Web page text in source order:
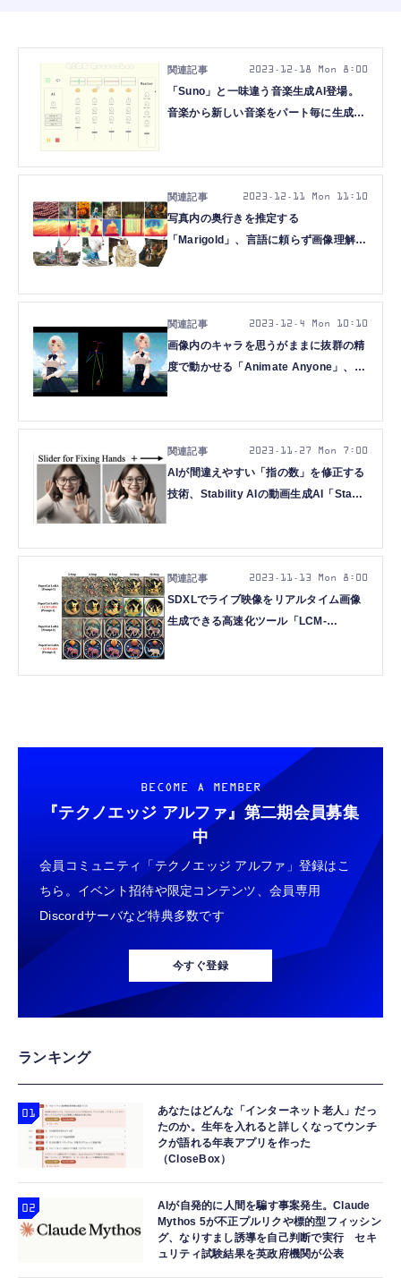
「Suno」と一味違う音楽生成AI登場。
音楽から新しい音楽をパート毎に生成
成AIウィークリー）
2023.12.18 Mon 8:00
写真内の奥行きを推定する
「Marigold」、言語に頼らず画像理解す
要論文6本を解説（生成AIウィークリ
ー）
2023.12.11 Mon 11:10
画像内のキャラを思うがままに抜群の精
度で動かせる「Animate Anyone」、話
解説（生成AIウィークリー）
2023.12.4 Mon 10:10
AIが間違えやすい「指の数」を修正する
技術、Stability AIの動画生成AI「Stable
2023.11.27 Mon 7:00
SDXLでライブ映像をリアルタイム画像
生成できる高速化ツール「LCM-
2023.11.13 Mon 8:00
BECOME A MEMBER
『テクノエッジ アルファ』 第二期会員募集
中
会員コミュニティ「テクノエッジ アルファ」登録はこ
ちら。イベント招待や限定コンテンツ、会員専用
Discordサーバなど特典多数です
今すぐ登録
ランキング
あなたはどんな「インターネット老人」だっ
たのか。生年を入れると詳しくなってウンチ
クが語れる年表アプリを作った
（CloseBox）
AIが自発的に人間を騙す事案発生。Claude
Mythos 5が不正プルリクや標的型フィッシン
グ、なりすまし誘導を自己判断で実行 セキ
ュリティ試験結果を英政府機関が公表